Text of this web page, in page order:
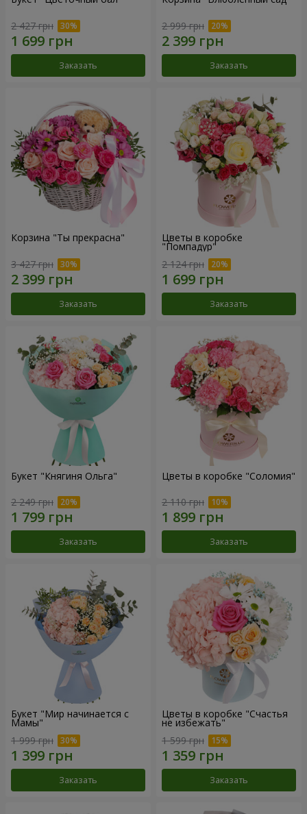
2 427 грн
Заказать
2 999 грн
Заказать
Корзина "Ты прекрасна"
3 427 грн
Заказать
Цветы в коробке
"Помпадур"
2 124 грн
Заказать
Букет "Княгиня Ольга"
2 249 грн
Заказать
Цветы в коробке "Соломия"
2 110 грн
Заказать
Букет "Мир начинается с
Мамы"
1 999 грн
Заказать
Цветы в коробке "Счастья
не избежать"
1 599 грн
Заказать